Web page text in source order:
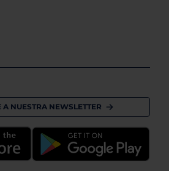
A NUESTRA NEWSLETTER